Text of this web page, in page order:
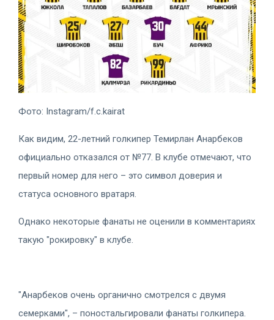
Фото: Instagram/f.c.kairat
Как видим, 22-летний голкипер Темирлан Анарбеков
официально отказался от №77. В клубе отмечают, что
первый номер для него – это символ доверия и
статуса основного вратаря.
Однако некоторые фанаты не оценили в комментариях
такую "рокировку" в клубе.
"Анарбеков очень органично смотрелся с двумя
семерками", – поностальгировали фанаты голкипера.